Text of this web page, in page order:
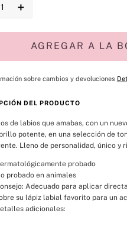
＋
AGREGAR A LA
sobre cambios y devoluciones
DEL PRODUCTO
de labios que amabas, con un
potente, en una selección de
Lleno de personalidad, único y
probado
probado en animales
Adecuado para aplicar
su lápiz labial favorito para un
adicionales: